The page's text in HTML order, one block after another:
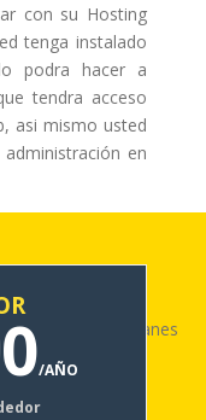
solo para planes
con su Hosting
tenga instalado
podra hacer a
tendra acceso
asi mismo usted
en
/AÑO